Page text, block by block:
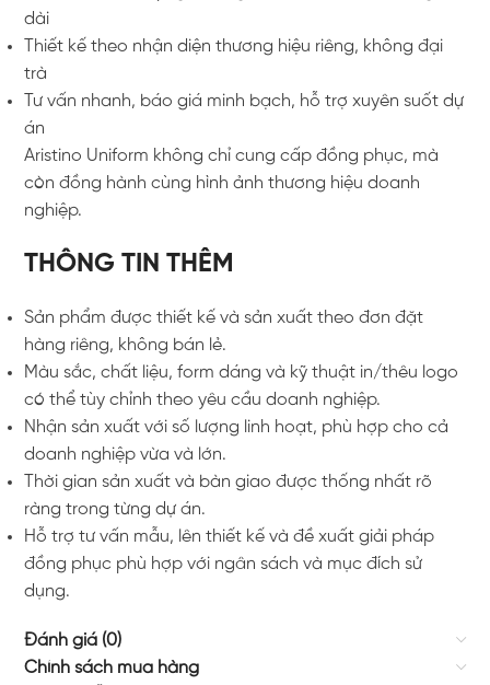
dài
Thiết kế theo nhận diện thương hiệu riêng, không đại
trà
Tư vấn nhanh, báo giá minh bạch, hỗ trợ xuyên suốt dự
án
Aristino Uniform không chỉ cung cấp đồng phục, mà
còn đồng hành cùng hình ảnh thương hiệu doanh
nghiệp.
THÔNG TIN THÊM
Sản phẩm được thiết kế và sản xuất theo đơn đặt
hàng riêng, không bán lẻ.
Màu sắc, chất liệu, form dáng và kỹ thuật in/thêu logo
có thể tùy chỉnh theo yêu cầu doanh nghiệp.
Nhận sản xuất với số lượng linh hoạt, phù hợp cho cả
doanh nghiệp vừa và lớn.
Thời gian sản xuất và bàn giao được thống nhất rõ
ràng trong từng dự án.
Hỗ trợ tư vấn mẫu, lên thiết kế và đề xuất giải pháp
đồng phục phù hợp với ngân sách và mục đích sử
dụng.
Đánh giá (0)
Chính sách mua hàng